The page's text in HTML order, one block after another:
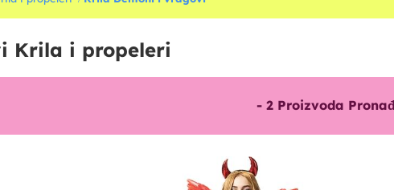
Krila i propeleri
- 2Proizvoda